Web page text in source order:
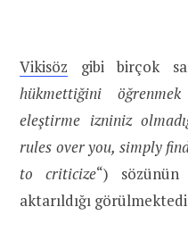
Vikisöz gibi birçok
hükmettiğini
eleştirme izniniz
rules over you, simply
to criticize“)
aktarıldığı